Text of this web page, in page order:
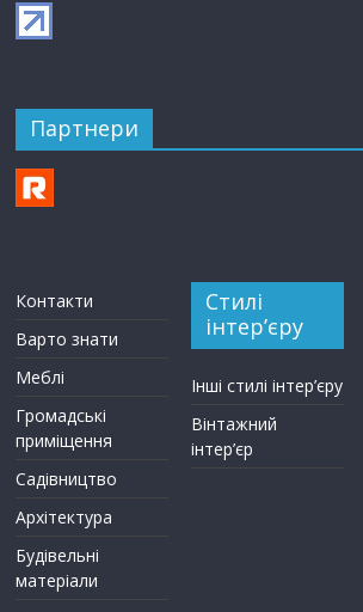
Партнери
Контакти
Варто знати
Меблі
Громадські
приміщення
Садівництво
Архітектура
Будівельні
матеріали
Стилі
інтер’єру
Інші стилі інтер’єру
Вінтажний
інтер’єр